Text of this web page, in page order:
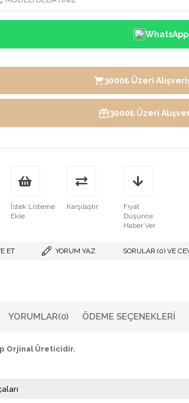
WhatsApp
3000₺ Üzeri
3000₺ Üzeri
İstek Listeme
Ekle
Karşılaştır
Fiyat
Düşünce
Haber Ver
ET YORUM YAZ SORULAR (0) VE
YORUMLAR(0) ÖDEME SEÇENEKLERI
Orjinal Üreticidir.